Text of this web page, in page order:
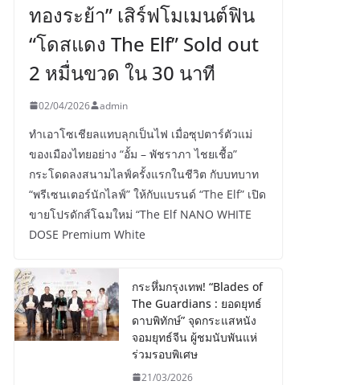
ทองระย้า” เสิร์ฟโมเมนต์ฟิน
“โดสแดง The Elf” Sold out
2 หมื่นขวด ใน 30 นาที
02/04/2026 admin
ทำเอาโซเชียลแทบลุกเป็นไฟ เมื่อซุปตาร์ตัวแม่
ของเมืองไทยอย่าง “อั้ม – พัชราภา ไชยเชื้อ”
กระโดดลงสนามไลฟ์ครั้งแรกในชีวิต กับบทบาท
“พรีเซนเตอร์นักไลฟ์” ให้กับแบรนด์ “The Elf” เปิด
ขายโปรดักส์โฉมใหม่ “The Elf NANO WHITE
DOSE Premium White
กระหึ่มกรุงเทพ! “Blades of
The Guardians : ยอดยุทธ์
ดาบพิทักษ์” จุดกระแสหนัง
จอมยุทธ์จีน ผู้ชมนับพันแห่
ร่วมรอบพิเศษ
21/03/2026